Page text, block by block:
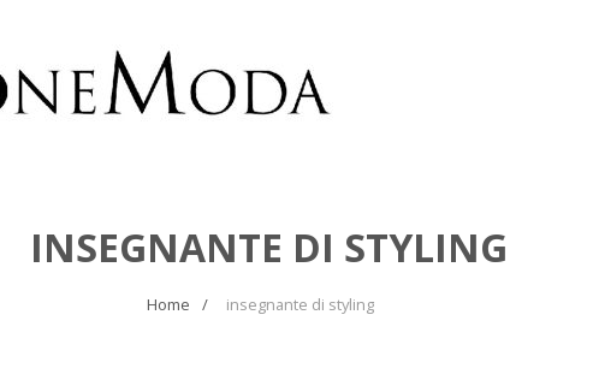
INSEGNANTE DI STYLING
Home insegnante di styling